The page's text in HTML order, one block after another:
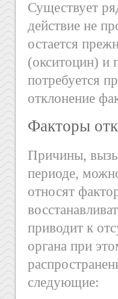
Существует
действие не
остается
(окситоцин) и
потребуется
отклонение
Факторы
Причины,
периоде,
относят
приводит к
органа при
следующие: